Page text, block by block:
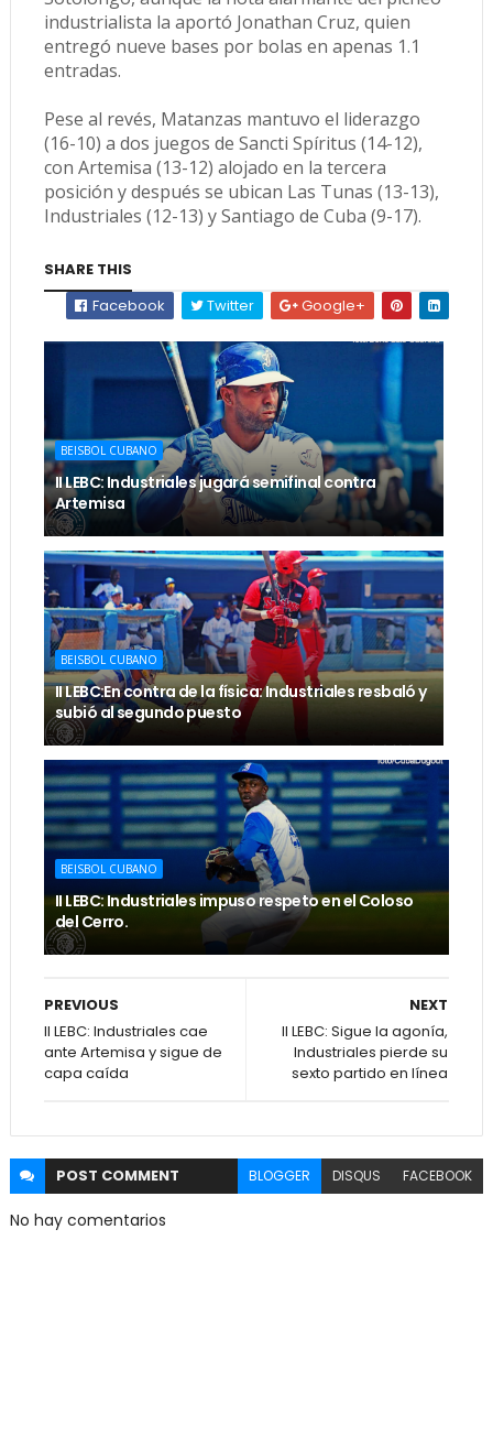
industrialista la aportó Jonathan Cruz, quien
entregó nueve bases por bolas en apenas 1.1
entradas.
Pese al revés, Matanzas mantuvo el liderazgo
(16-10) a dos juegos de Sancti Spíritus (14-12),
con Artemisa (13-12) alojado en la tercera
posición y después se ubican Las Tunas (13-13),
Industriales (12-13) y Santiago de Cuba (9-17).
SHARE THIS
Facebook
Twitter Google+
BEISBOL CUBANO
II LEBC: Industriales jugará semifinal contra
Artemisa
BEISBOL CUBANO
II LEBC:En contra de la física: Industriales resbaló y
subió al segundo puesto
BEISBOL CUBANO
II LEBC: Industriales impuso respeto en el Coloso
del Cerro.
NEXT
II LEBC: Sigue la agonía,
Industriales pierde su
sexto partido en línea
PREVIOUS
II LEBC: Industriales cae
ante Artemisa y sigue de
capa caída
POST COMMENT BLOGGER DISQUS FACEBOOK
No hay comentarios